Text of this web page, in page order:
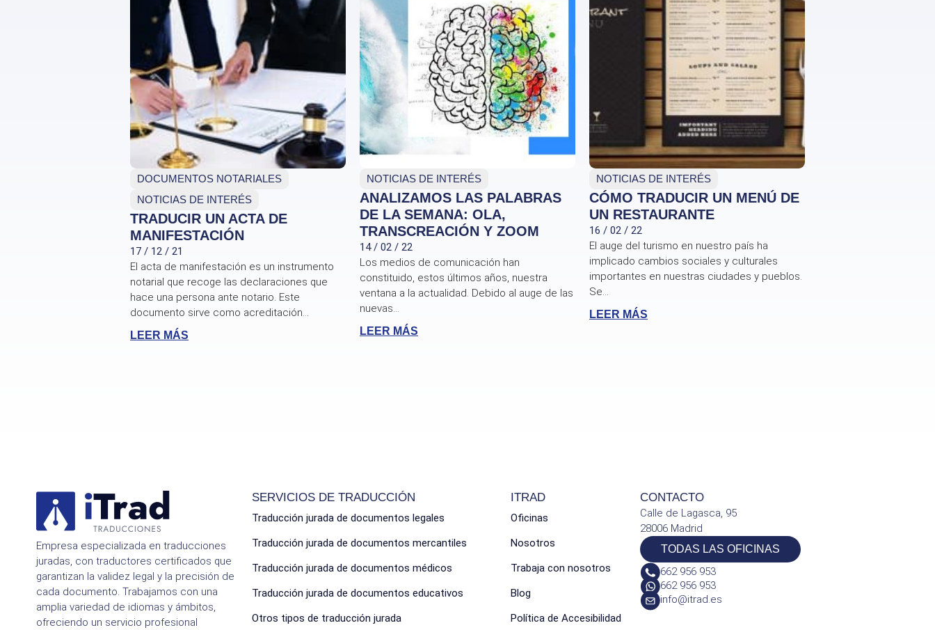
DOCUMENTOS NOTARIALES
NOTICIAS DE INTERÉS
TRADUCIR UN ACTA DE
MANIFESTACIÓN
17 / 12 / 21
El acta de manifestación es un instrumento
notarial que recoge las declaraciones que
hace una persona ante notario. Este
documento sirve como acreditación...
LEER MÁS
NOTICIAS DE INTERÉS
ANALIZAMOS LAS PALABRAS
DE LA SEMANA: OLA,
TRANSCREACIÓN Y ZOOM
14 / 02 / 22
Los medios de comunicación han
constituido, estos últimos años, nuestra
ventana a la actualidad. Debido al auge de las
nuevas...
LEER MÁS
NOTICIAS DE INTERÉS
CÓMO TRADUCIR UN MENÚ DE
UN RESTAURANTE
16 / 02 / 22
El auge del turismo en nuestro país ha
implicado cambios sociales y culturales
importantes en nuestras ciudades y pueblos.
Se...
LEER MÁS
Empresa especializada en traducciones
juradas, con traductores certificados que
garantizan la validez legal y la precisión de
cada documento. Trabajamos con una
amplia variedad de idiomas y ámbitos,
ofreciendo un servicio profesional
SERVICIOS DE TRADUCCIÓN
Traducción jurada de documentos legales
Traducción jurada de documentos mercantiles
Traducción jurada de documentos médicos
Traducción jurada de documentos educativos
Otros tipos de traducción jurada
ITRAD
Oficinas
Nosotros
Trabaja con nosotros
Blog
Política de Accesibilidad
CONTACTO
Calle de Lagasca, 95
28006 Madrid
TODAS LAS OFICINAS
662 956 953
662 956 953
info@itrad.es